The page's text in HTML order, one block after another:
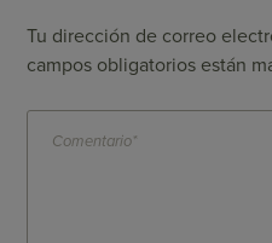
Tu dirección de correo
campos obligatorios están